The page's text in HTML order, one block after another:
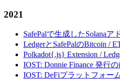
2021
SafePalで生成したSolana
LedgerとSafePalのBitcoin /
Polkadot{.js} Extension /
IOST: Donnie Finance 発行
IOST: DeFiプラットフォー